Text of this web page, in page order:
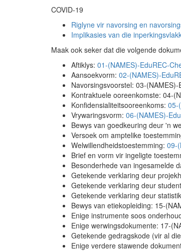
COVID-19
Riglyne vir navorsing en
Implikasies van die
Maak ook seker dat die volgende
Aftiklys: 01-(NAMES)-EduREC-
Aansoekvorm: 02-(NAMES)-
Navorsingsvoorstel: 03-
Kontraktuele ooreenkomste: 04-
Konfidensialiteitsooreenkoms: 05-
Vrywaringsvorm: 06-(NAMES)-
Bewys van goedkeuring deur 'n
Versoek om amptelike
Welwillendheidstoestemming: 09-
Brief en vorm vir ingeligte
Besonderhede van ingesamelde
Getekende verklaring deur
Getekende verklaring deur
Getekende verklaring deur
Bewys van etiekopleiding: 15-
Enige instrumente soos
Enige werwingsdokumente: 17-
Getekende gedragskode (vir al
Enige verdere stawende